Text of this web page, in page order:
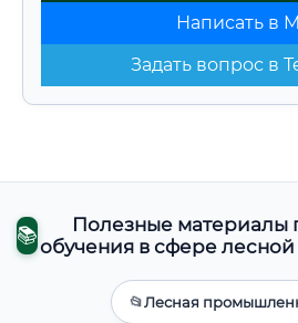
Написать в
Задать вопрос в
📚
Полезные материалы
обучения в сфере
📂Лесная